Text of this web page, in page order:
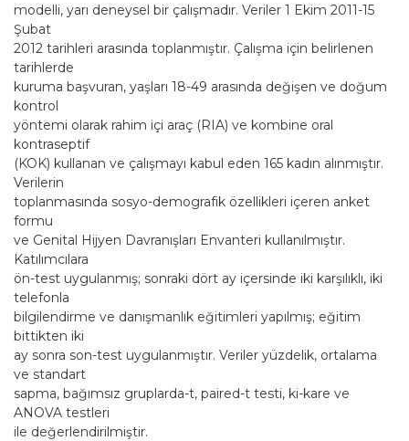
modelli, yarı deneysel bir çalışmadır. Veriler 1 Ekim 2011-15
Şubat
2012 tarihleri arasında toplanmıştır. Çalışma için belirlenen
tarihlerde
kuruma başvuran, yaşları 18-49 arasında değişen ve doğum
kontrol
yöntemi olarak rahim içi araç (RIA) ve kombine oral
kontraseptif
(KOK) kullanan ve çalışmayı kabul eden 165 kadın alınmıştır.
Verilerin
toplanmasında sosyo-demografik özellikleri içeren anket
formu
ve Genital Hijyen Davranışları Envanteri kullanılmıştır.
Katılımcılara
ön-test uygulanmış; sonraki dört ay içersinde iki karşılıklı, iki
telefonla
bilgilendirme ve danışmanlık eğitimleri yapılmış; eğitim
bittikten iki
ay sonra son-test uygulanmıştır. Veriler yüzdelik, ortalama
ve standart
sapma, bağımsız gruplarda-t, paired-t testi, ki-kare ve
ANOVA testleri
ile değerlendirilmiştir.